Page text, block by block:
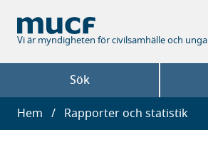
huvudinnehåll
Vi är myndigheten för civilsamhälle och unga
Sök
Länkstig
Hem Rapporter och statistik